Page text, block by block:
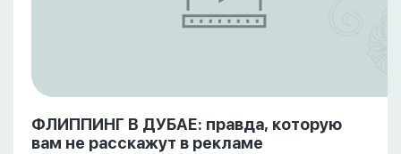
ФЛИППИНГ В ДУБАЕ: правда, которую
вам не расскажут в рекламе